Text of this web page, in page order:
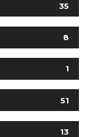
35
8
1
51
13